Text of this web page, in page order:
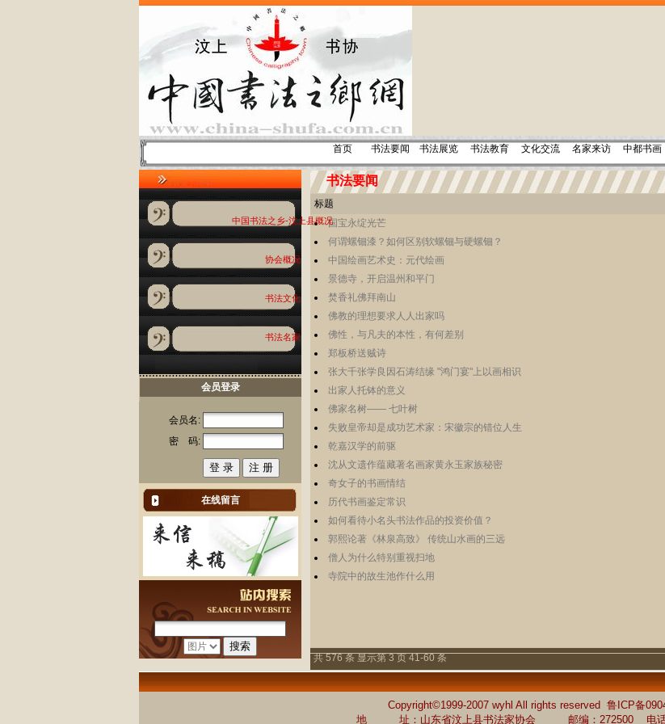
首页 书法要闻 书法展览 书法教育 文化交流 名家来访 中都书画
中国书法之乡-汶上县概况
协会概况
书法文化
书法名家
会员登录
会员名:
密 码:
在线留言
书法要闻
标题
国宝永绽光芒
何谓螺钿漆？如何区别软螺钿与硬螺钿？
中国绘画艺术史：元代绘画
景德寺，开启温州和平门
焚香礼佛拜南山
佛教的理想要求人人出家吗
佛性，与凡夫的本性，有何差别
郑板桥送贼诗
张大千张学良因石涛结缘 "鸿门宴"上以画相识
出家人托钵的意义
佛家名树—— 七叶树
失败皇帝却是成功艺术家：宋徽宗的错位人生
乾嘉汉学的前驱
沈从文遗作蕴藏著名画家黄永玉家族秘密
奇女子的书画情结
历代书画鉴定常识
如何看待小名头书法作品的投资价值？
郭熙论著《林泉高致》 传统山水画的三远
僧人为什么特别重视扫地
寺院中的故生池作什么用
共 576 条 显示第 3 页 41-60 条
Copyright©1999-2007 wyhl All rights reserved 鲁ICP备
地 址：山东省汶上县书法家协会 邮编：272500 电话：